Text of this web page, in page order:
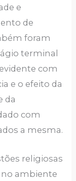
e
de
foram
terminal
com
e o efeito da
da
com
a mesma.
religiosas
no ambiente